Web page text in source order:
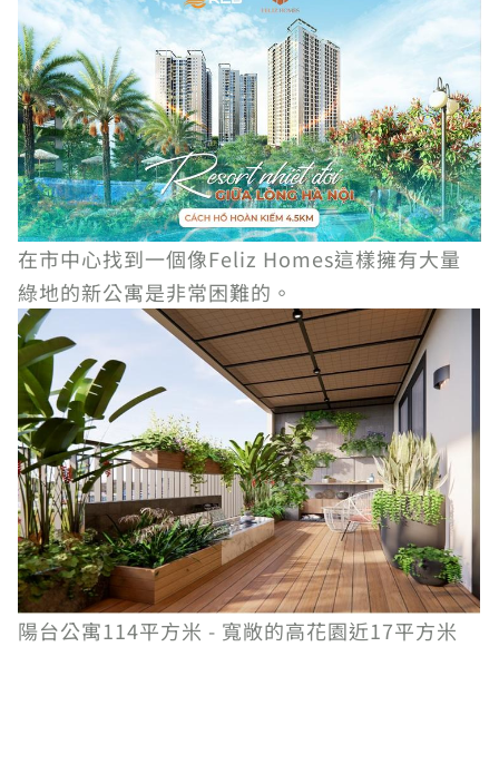
在市中心找到一個像Feliz Homes這樣擁有大量
綠地的新公寓是非常困難的。
陽台公寓114平方米 - 寬敞的高花園近17平方米